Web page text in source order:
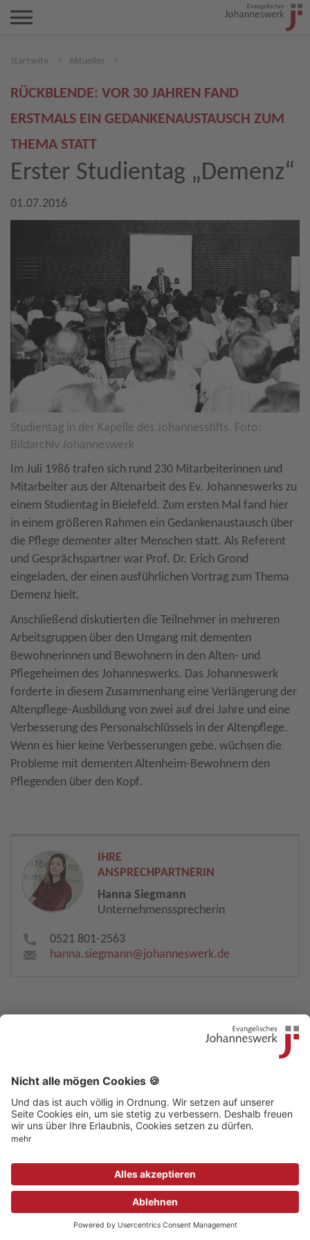
Startseite > Aktuelles >
RÜCKBLENDE: VOR 30 JAHREN FAND
ERSTMALS EIN GEDANKENAUSTAUSCH ZUM
THEMA STATT
Erster Studientag „Demenz“
01.07.2016
Studientag in der Kapelle des Johannesstifts. Foto:
Bildarchiv Johanneswerk
Im Juli 1986 trafen sich rund 230 Mitarbeiterinnen und
Mitarbeiter aus der Altenarbeit des Ev. Johanneswerks zu
einem Studientag in Bielefeld. Zum ersten Mal fand hier
in einem größeren Rahmen ein Gedankenaustausch über
die Pflege dementer alter Menschen statt. Als Referent
und Gesprächspartner war Prof. Dr. Erich Grond
eingeladen, der einen ausführlichen Vortrag zum Thema
Demenz hielt.
Anschließend diskutierten die Teilnehmer in mehreren
Arbeitsgruppen über den Umgang mit dementen
Bewohnerinnen und Bewohnern in den Alten- und
Pflegeheimen des Johanneswerks. Das Johanneswerk
forderte in diesem Zusammenhang eine Verlängerung der
Altenpflege-Ausbildung von zwei auf drei Jahre und eine
Verbesserung des Personalschlüssels in der Altenpflege.
Wenn es hier keine Verbesserungen gebe, wüchsen die
Probleme mit dementen Altenheim-Bewohnern den
Pflegenden über den Kopf.
IHRE
ANSPRECHPARTNERIN
Hanna Siegmann
Unternehmenssprecherin
0521 801-2563
hanna.siegmann​@johanneswerk.de
Beschwerdestelle Impressum Sitemap